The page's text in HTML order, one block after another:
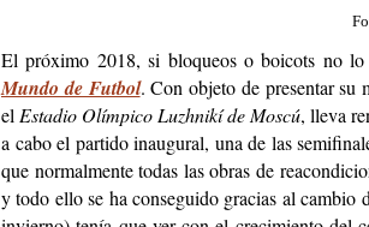
El próximo 2018, si bloqueos o boicots no lo
Mundo de Futbol. Con objeto de presentar su
el Estadio Olímpico Luzhnikí de Moscú, lleva
a cabo el partido inaugural, una de las
que normalmente todas las obras de
y todo ello se ha conseguido gracias al cambio